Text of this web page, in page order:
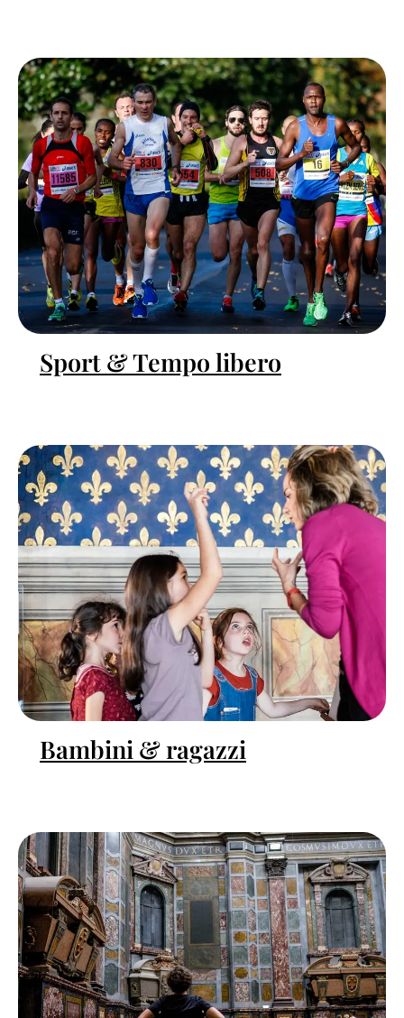
Sport & Tempo libero
Bambini & ragazzi